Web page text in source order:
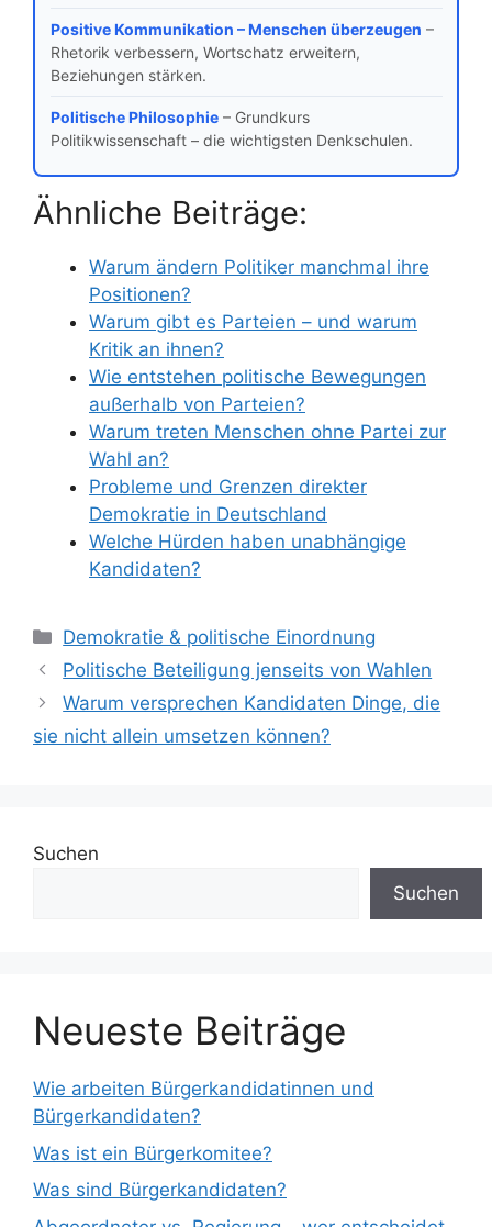
Positive Kommunikation – Menschen überzeugen –
Rhetorik verbessern, Wortschatz erweitern,
Beziehungen stärken.
Politische Philosophie– Grundkurs
Politikwissenschaft – die wichtigsten Denkschulen.
Ähnliche Beiträge:
Warum ändern Politiker manchmal ihre
Positionen?
Warum gibt es Parteien – und warum
Kritik an ihnen?
Wie entstehen politische Bewegungen
außerhalb von Parteien?
Warum treten Menschen ohne Partei zur
Wahl an?
Probleme und Grenzen direkter
Demokratie in Deutschland
Welche Hürden haben unabhängige
Kandidaten?
Kategorien
Demokratie & politische Einordnung
Politische Beteiligung jenseits von Wahlen
Warum versprechen Kandidaten Dinge, die
sie nicht allein umsetzen können?
Suchen
Suchen
Neueste Beiträge
Wie arbeiten Bürgerkandidatinnen und
Bürgerkandidaten?
Was ist ein Bürgerkomitee?
Was sind Bürgerkandidaten?